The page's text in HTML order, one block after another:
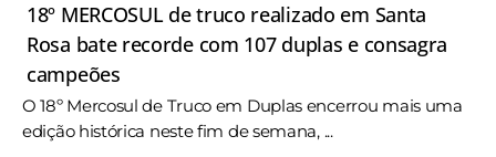
18º MERCOSUL de truco realizado em Santa
Rosa bate recorde com 107 duplas e consagra
campeões
O 18º Mercosul de Truco em Duplas encerrou mais uma
edição histórica neste fim de semana, ...